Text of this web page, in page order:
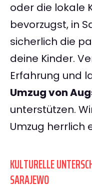
oder die lokale
bevorzugst, in
sicherlich die
deine Kinder.
Erfahrung und
Umzug von
unterstützen.
Umzug herrlich
KULTURELLE
SARAJEWO